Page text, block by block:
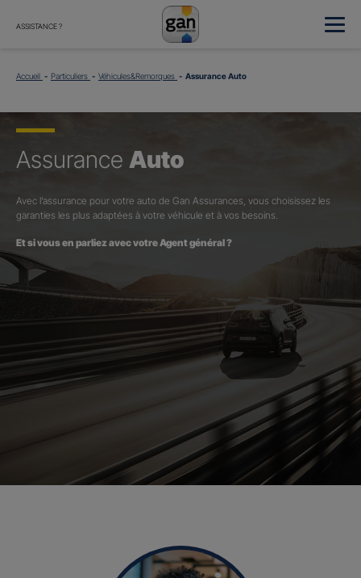
ASSISTANCE ?
Accueil Particuliers Véhicules&Remorques Assurance Auto
Assurance Auto
Avec l’assurance pour votre auto de Gan Assurances, vous choisissez les
garanties les plus adaptées à votre véhicule et à vos besoins.
Et si vous en parliez avec votre Agent général ?